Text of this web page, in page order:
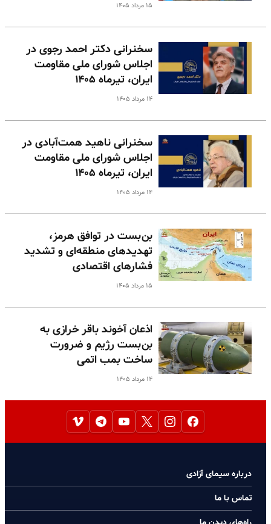
۱۵ مرداد ۱۴۰۵
سخنرانی دکتر احمد رجوی در
اجلاس شورای ملی مقاومت
ایران، تیرماه ۱۴۰۵
۱۴ مرداد ۱۴۰۵
سخنرانی ناهید همت‌آبادی در
اجلاس شورای ملی مقاومت
ایران، تیرماه ۱۴۰۵
۱۴ مرداد ۱۴۰۵
بن‌بست در توافق هرمز،
تهدیدهای منطقه‌ای و تشدید
فشارهای اقتصادی
۱۵ مرداد ۱۴۰۵
اذعان آخوند باقر خرازی به
بن‌بست رژیم و ضرورت
ساخت بمب اتمی
۱۴ مرداد ۱۴۰۵
درباره سیمای آزادی
تماس با ما